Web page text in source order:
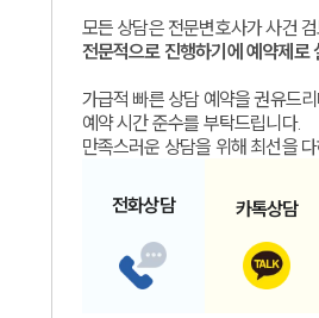
모든 상담은 전문변호사가 사건
전문적으로 진행하기에 예약제로
가급적 빠른 상담 예약을 권유드
예약 시간 준수를 부탁드립니다.
만족스러운 상담을 위해 최선을
전화상담 카톡상담